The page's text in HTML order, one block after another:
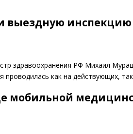
выездную
здравоохранения РФ Михаил
как на действующих,
мобильной